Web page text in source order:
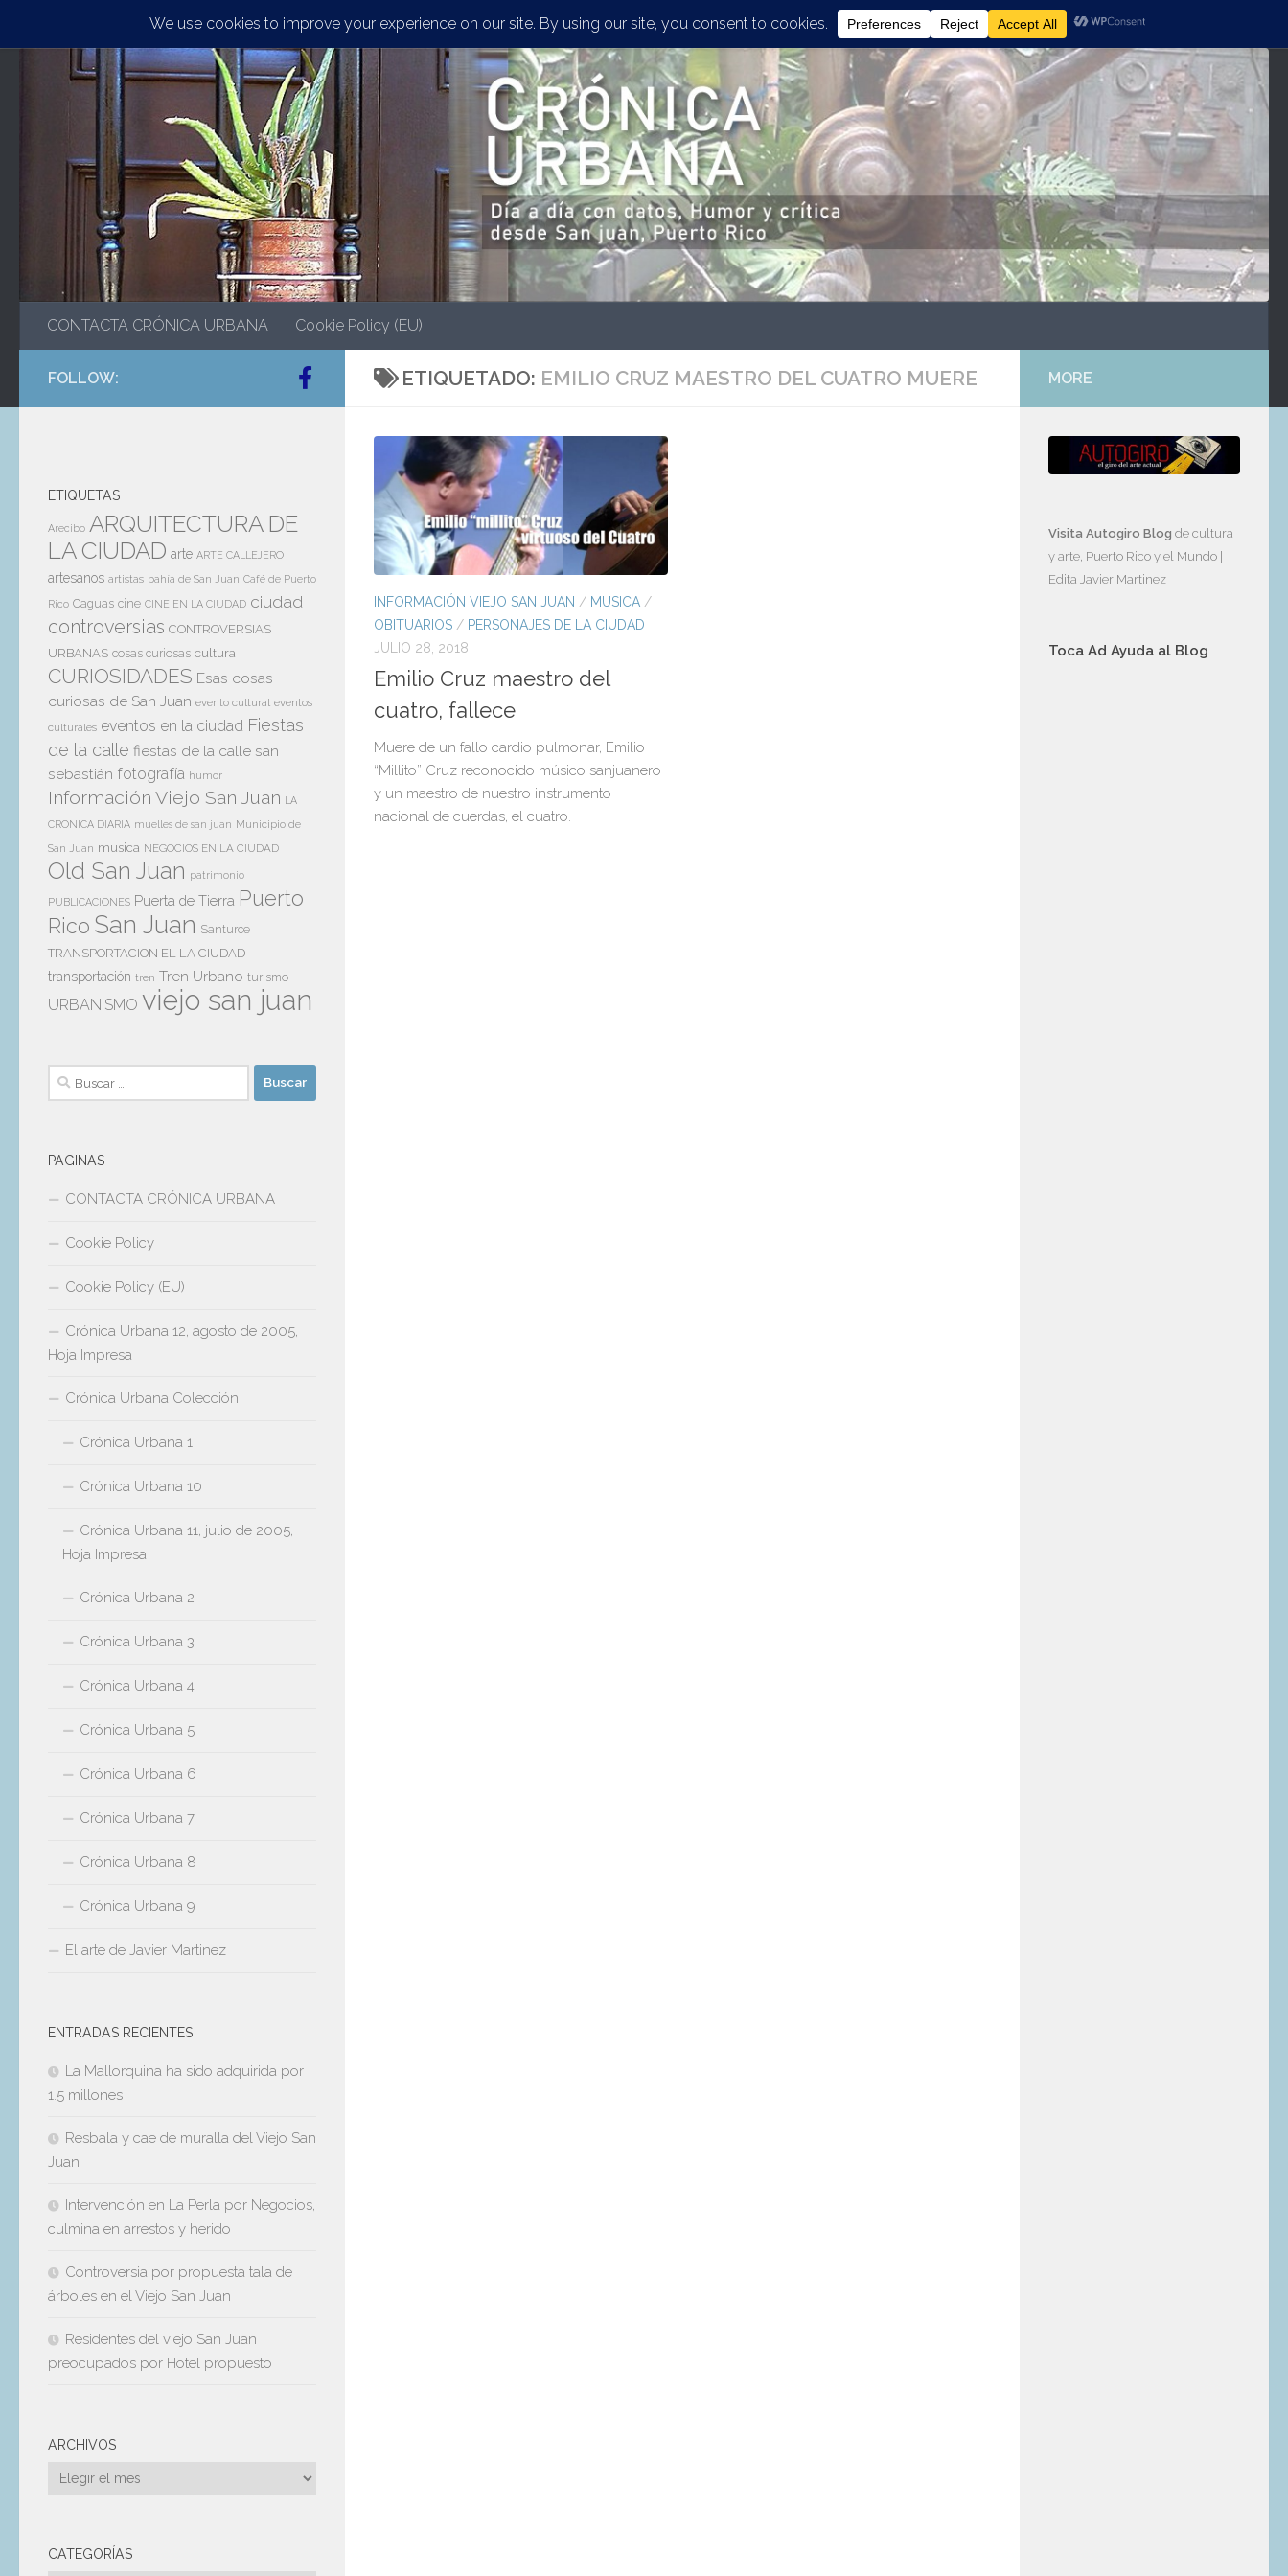
Saltar al contenido
CONTACTA CRÓNICA URBANA Cookie Policy (EU)
ETIQUETADO: EMILIO CRUZ MAESTRO DEL CUATRO MUERE
INFORMACIÓN VIEJO SAN JUAN / MUSICA /
OBITUARIOS / PERSONAJES DE LA CIUDAD
JULIO 28, 2018
Emilio Cruz maestro del
cuatro, fallece
Muere de un fallo cardio pulmonar, Emilio
“Millito” Cruz reconocido músico sanjuanero
y un maestro de nuestro instrumento
nacional de cuerdas, el cuatro.
FOLLOW:
ETIQUETAS
Arecibo ARQUITECTURA DE
LA CIUDAD arte ARTE CALLEJERO
artesanos artistas bahía de San Juan Café de Puerto
Rico Caguas cine CINE EN LA CIUDAD ciudad
controversias CONTROVERSIAS
URBANAS cosas curiosas cultura
CURIOSIDADES Esas cosas
curiosas de San Juan evento cultural eventos
culturales eventos en la ciudad Fiestas
de la calle fiestas de la calle san
sebastián fotografía humor
Información Viejo San Juan LA
CRONICA DIARIA muelles de san juan Municipio de
San Juan musica NEGOCIOS EN LA CIUDAD
Old San Juan patrimonio
PUBLICACIONES Puerta de Tierra Puerto
Rico San Juan Santurce
TRANSPORTACION EL LA CIUDAD
transportación tren Tren Urbano turismo
URBANISMO viejo san juan
Buscar:
PAGINAS
CONTACTA CRÓNICA URBANA
Cookie Policy
Cookie Policy (EU)
Crónica Urbana 12, agosto de 2005,
Hoja Impresa
Crónica Urbana Colección
Crónica Urbana 1
Crónica Urbana 10
Crónica Urbana 11, julio de 2005,
Hoja Impresa
Crónica Urbana 2
Crónica Urbana 3
Crónica Urbana 4
Crónica Urbana 5
Crónica Urbana 6
Crónica Urbana 7
Crónica Urbana 8
Crónica Urbana 9
El arte de Javier Martinez
ENTRADAS RECIENTES
La Mallorquina ha sido adquirida por
1.5 millones
Resbala y cae de muralla del Viejo San
Juan
Intervención en La Perla por Negocios,
culmina en arrestos y herido
Controversia por propuesta tala de
árboles en el Viejo San Juan
Residentes del viejo San Juan
preocupados por Hotel propuesto
ARCHIVOS
Archivos
CATEGORÍAS
MORE
Visita Autogiro Blog de cultura
y arte, Puerto Rico y el Mundo |
Edita Javier Martinez
Toca Ad Ayuda al Blog